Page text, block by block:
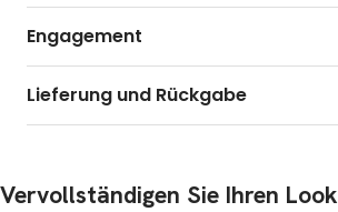
Engagement
Lieferung und Rückgabe
Vervollständigen Sie Ihren Look